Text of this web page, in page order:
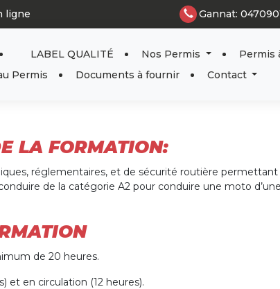
ligne Gannat:
LABEL QUALITÉ Nos Permis Permis
Permis
Documents à fournir Contact
LA FORMATION:
réglementaires, et de sécurité routière
de la catégorie A2 pour conduire une moto
de 20 heures.
et en circulation (12 heures).